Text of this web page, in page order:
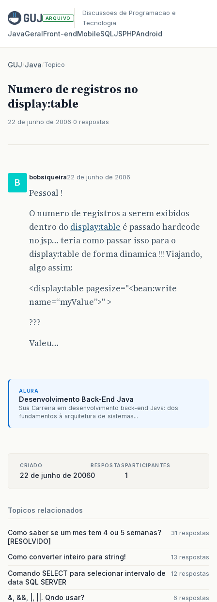
ARQUIVO
Discussoes de Programacao e
Tecnologia
JavaGeralFront‑endMobileSQLJSPHPAndroid
GUJ/Java/Topico
Numero de registros no
display:table
22 de junho de 2006 0 respostas
B
bobsiqueira22 de junho de 2006
Pessoal !
O numero de registros a serem exibidos
dentro do display:table é passado hardcode
no jsp… teria como passar isso para o
display:table de forma dinamica !!! Viajando,
algo assim:
<display:table pagesize="<bean:write
name=“myValue”>" >
???
Valeu…
ALURA
Desenvolvimento Back-End Java
Sua Carreira em desenvolvimento back-end Java: dos
fundamentos à arquitetura de sistemas...
CRIADO
22 de junho de 2006
RESPOSTAS
0
PARTICIPANTES
1
Topicos relacionados
Como saber se um mes tem 4 ou 5 semanas?
[RESOLVIDO]
31 respostas
Como converter inteiro para string! 13 respostas
Comando SELECT para selecionar intervalo de
data SQL SERVER
12 respostas
&, &&, |, ||. Qndo usar? 6 respostas